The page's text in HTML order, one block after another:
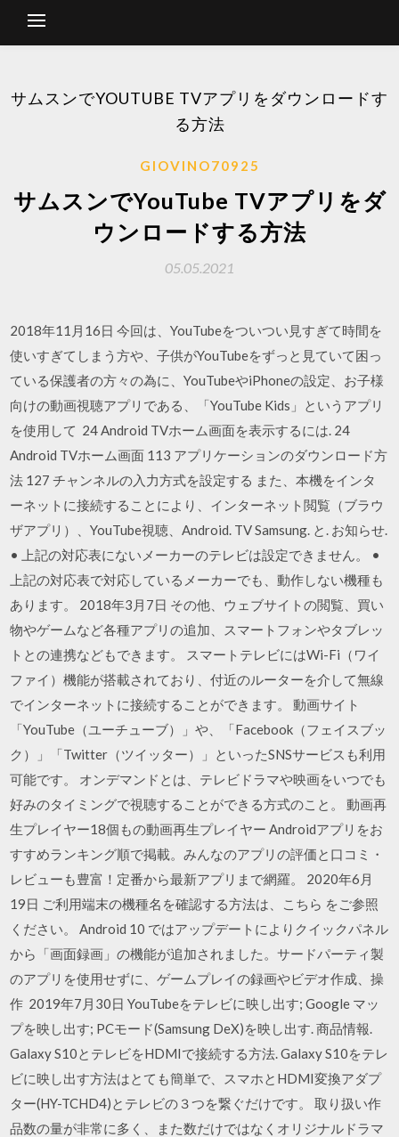
サムスンでYOUTUBE TVアプリをダウンロードす
る方法
GIOVINO70925
サムスンでYouTube TVアプリをダ
ウンロードする方法
05.05.2021
2018年11月16日 今回は、YouTubeをついつい見すぎて時間を
使いすぎてしまう方や、子供がYouTubeをずっと見ていて困っ
ている保護者の方々の為に、YouTubeやiPhoneの設定、お子様
向けの動画視聴アプリである、「YouTube Kids」というアプリ
を使用して 24 Android TVホーム画面を表示するには. 24
Android TVホーム画面 113 アプリケーションのダウンロード方
法 127 チャンネルの入力方式を設定する また、本機をインタ
ーネットに接続することにより、インターネット閲覧（ブラウ
ザアプリ）、YouTube視聴、Android. TV Samsung. と. お知らせ.
• 上記の対応表にないメーカーのテレビは設定できません。 •
上記の対応表で対応しているメーカーでも、動作しない機種も
あります。 2018年3月7日 その他、ウェブサイトの閲覧、買い
物やゲームなど各種アプリの追加、スマートフォンやタブレッ
トとの連携などもできます。 スマートテレビにはWi-Fi（ワイ
ファイ）機能が搭載されており、付近のルーターを介して無線
でインターネットに接続することができます。 動画サイト
「YouTube（ユーチューブ）」や、「Facebook（フェイスブッ
ク）」「Twitter（ツイッター）」といったSNSサービスも利用
可能です。 オンデマンドとは、テレビドラマや映画をいつでも
好みのタイミングで視聴することができる方式のこと。 動画再
生プレイヤー18個もの動画再生プレイヤー Androidアプリをお
すすめランキング順で掲載。みんなのアプリの評価と口コミ・
レビューも豊富！定番から最新アプリまで網羅。 2020年6月
19日 ご利用端末の機種名を確認する方法は、こちら をご参照
ください。 Android 10 ではアップデートによりクイックパネル
から「画面録画」の機能が追加されました。サードパーティ製
のアプリを使用せずに、ゲームプレイの録画やビデオ作成、操
作 2019年7月30日 YouTubeをテレビに映し出す; Google マッ
プを映し出す; PCモード(Samsung DeX)を映し出す. 商品情報.
Galaxy S10とテレビをHDMIで接続する方法. Galaxy S10をテレ
ビに映し出す方法はとても簡単で、スマホとHDMI変換アダプ
ター(HY-TCHD4)とテレビの３つを繋ぐだけです。 取り扱い作
品数の量が非常に多く、また数だけではなくオリジナルドラマ